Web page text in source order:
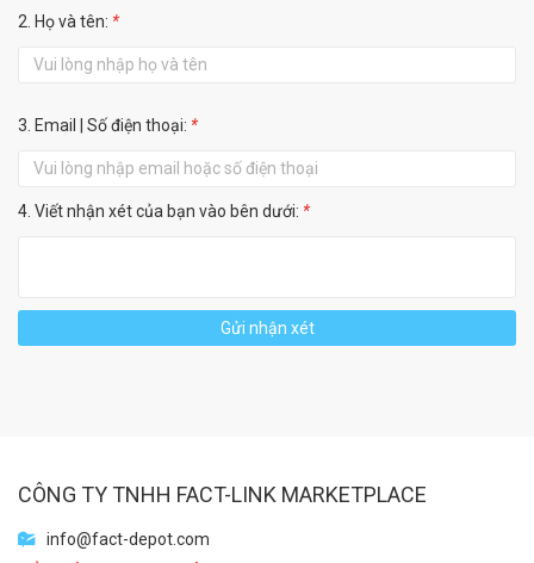
2. Họ và tên: *
3. Email | Số điện thoại: *
4. Viết nhận xét của bạn vào bên dưới: *
Gửi nhận xét
CÔNG TY TNHH FACT-LINK MARKETPLACE
info@fact-depot.com